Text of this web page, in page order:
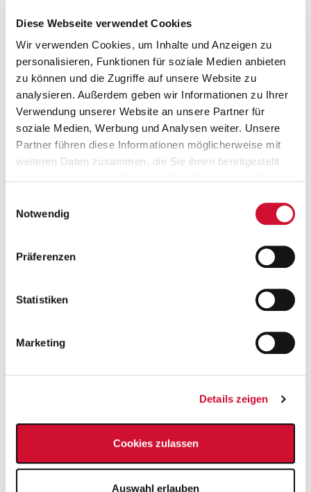
Diese Webseite verwendet Cookies
Wir verwenden Cookies, um Inhalte und Anzeigen zu
personalisieren, Funktionen für soziale Medien anbieten
zu können und die Zugriffe auf unsere Website zu
analysieren. Außerdem geben wir Informationen zu Ihrer
Verwendung unserer Website an unsere Partner für
soziale Medien, Werbung und Analysen weiter. Unsere
Partner führen diese Informationen möglicherweise mit
weiteren Daten zusammen, die Sie ihnen bereitgestellt
Wenn Sie auf „Cookies zulassen“ klicken, so stimmen
Sie der Speicherung sämtlicher Cookies zu. Sie können
Ihre Einwilligung selbstverständlich jederzeit widerrufen,
indem Sie die Cookie-Einstellungen aufrufen und diese
unserer
Notwendig
Präferenzen
Statistiken
Marketing
Details zeigen
Cookies zulassen
Auswahl erlauben
Deine Vorteile
24.12. und 31.12. arbeitsfrei
Corporate Benefits
Gesundheitsmaßnahmen
Gute Verkehrsanbindung
Kostenlose Parkplätze
Mitarbeiter*innen-Rabatte
Freiwillige *r für den